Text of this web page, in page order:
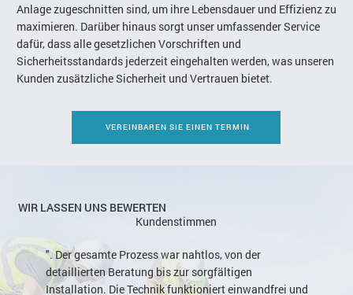
Anlage zugeschnitten sind, um ihre Lebensdauer und Effizienz zu
maximieren. Darüber hinaus sorgt unser umfassender Service
dafür, dass alle gesetzlichen Vorschriften und
Sicherheitsstandards jederzeit eingehalten werden, was unseren
Kunden zusätzliche Sicherheit und Vertrauen bietet.
VEREINBAREN SIE EINEN TERMIN
WIR LASSEN UNS BEWERTEN
Kundenstimmen
". Der gesamte Prozess war nahtlos, von der
detaillierten Beratung bis zur sorgfältigen
Installation. Die Technik funktioniert einwandfrei und